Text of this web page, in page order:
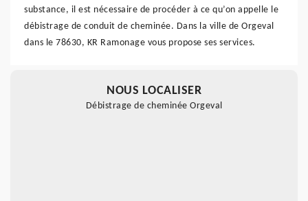
substance, il est nécessaire de procéder à ce qu’on appelle le
débistrage de conduit de cheminée. Dans la ville de Orgeval
dans le 78630, KR Ramonage vous propose ses services.
NOUS LOCALISER
Débistrage de cheminée Orgeval